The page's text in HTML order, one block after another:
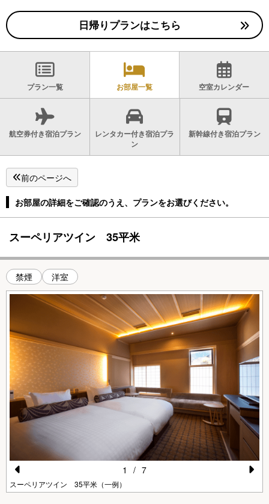
日帰りプランはこちら
プラン一覧 お部屋一覧 空室カレンダー
航空券付き宿泊プラン
レンタカー付き宿泊プラ
ン
新幹線付き宿泊プラン
前のページへ
お部屋の詳細をご確認のうえ、プランをお選びください。
スーペリアツイン 35平米
禁煙 洋室
Pr
スーペリアツイン 35平米（一例）
1 / 7